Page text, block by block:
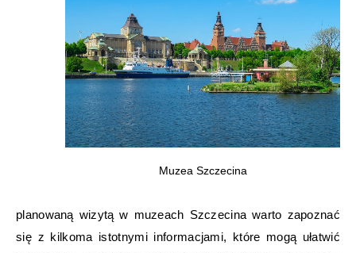
Muzea Szczecina
planowaną wizytą w muzeach Szczecina warto zapoznać
się z kilkoma istotnymi informacjami, które mogą ułatwić